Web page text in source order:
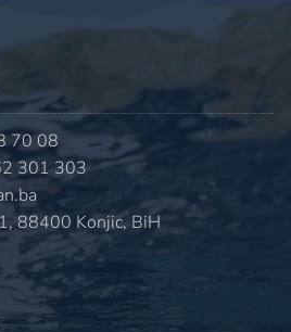
70 08
301 303
88400 Konjic, BiH